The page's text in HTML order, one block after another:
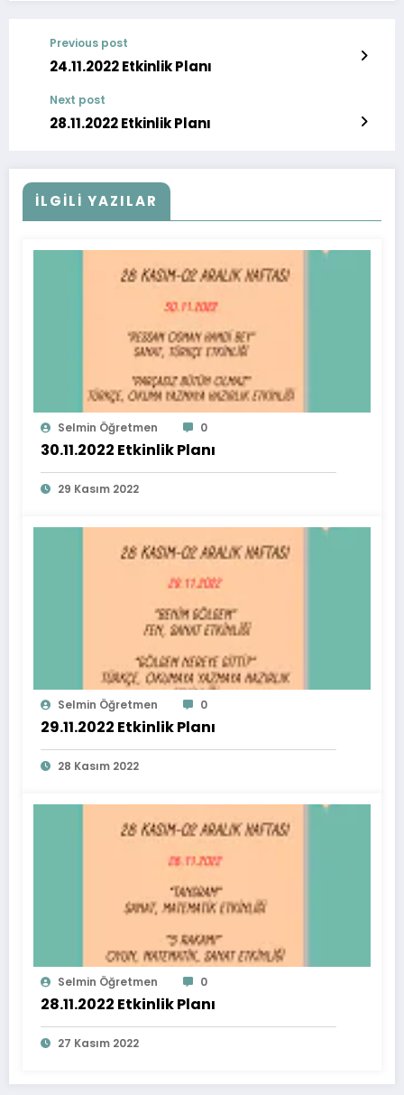
Previous post
24.11.2022 Etkinlik Planı
Next post
28.11.2022 Etkinlik Planı
İLGİLİ YAZILAR
Selmin Öğretmen 0
30.11.2022 Etkinlik Planı
29 Kasım 2022
Selmin Öğretmen 0
29.11.2022 Etkinlik Planı
28 Kasım 2022
Selmin Öğretmen 0
28.11.2022 Etkinlik Planı
27 Kasım 2022